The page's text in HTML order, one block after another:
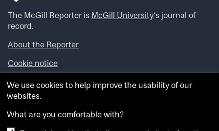
The McGill Reporter is McGill University‘s journal of
record.
About the Reporter
Cookie notice
Looking for more news, videos and expert opinions? Try
theMcGill Newsroom .
archives.
We use cookies to help improve the usability of our
websites.
What are you comfortable with?